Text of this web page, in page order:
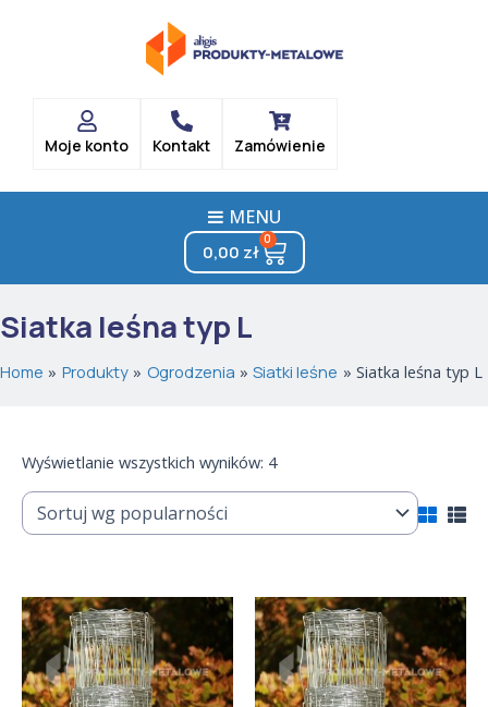
Moje konto Kontakt Zamówienie
MENU
0,00 zł
0
Cart
Siatka leśna typ L
Home Produkty Ogrodzenia Siatki leśne Siatka leśna typ L
Wyświetlanie wszystkich wyników: 4